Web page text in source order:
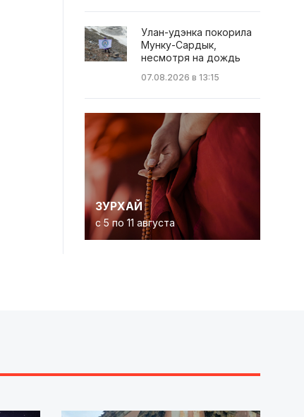
Улан-удэнка покорила
Мунку-Сардык,
несмотря на дождь
07.08.2026 в 13:15
ЗУРХАЙ
с 5 по 11 августа